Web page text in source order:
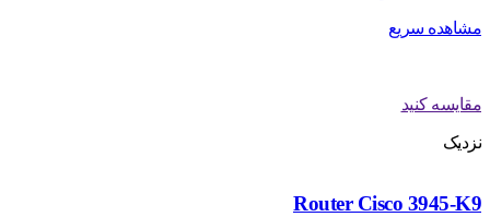
مشاهده سریع
مقایسه کنید
نزدیک
Router Cisco 3945-K9